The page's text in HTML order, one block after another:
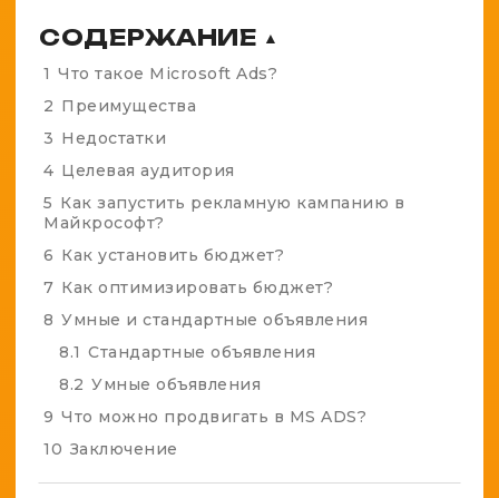
СОДЕРЖАНИЕ ▲
1 Что такое Microsoft Ads?
2 Преимущества
3 Недостатки
4 Целевая аудитория
5 Как запустить рекламную кампанию в
Майкрософт?
6 Как установить бюджет?
7 Как оптимизировать бюджет?
8 Умные и стандартные объявления
8.1 Стандартные объявления
8.2 Умные объявления
9 Что можно продвигать в MS ADS?
10 Заключение